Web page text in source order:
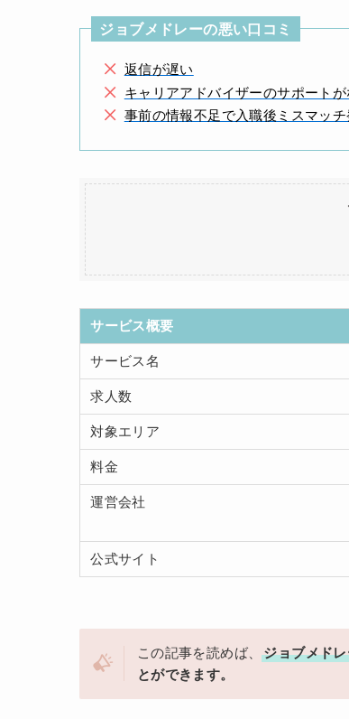
ジョブメドレーの悪い口コミ
返信が遅い
キャリアアドバイザーのサポートが
事前の情報不足で入職後ミスマッチ
サービス概要
サービス名
求人数
対象エリア
料金
運営会社
公式サイト
この記事を読めば、ジョブメド
とができます。